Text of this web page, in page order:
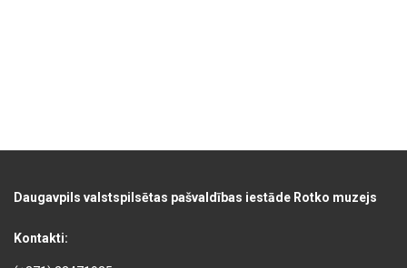
Daugavpils valstspilsētas pašvaldības iestāde Rotko muzejs
Kontakti: